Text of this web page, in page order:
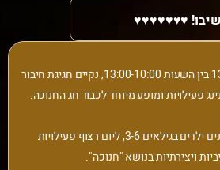
♥️♥️♥️♥️♥️♥️♥️
ביום רביעי הקרוב, 13.12.23 בין השעות 13:00-10:00, נקיים חגיגת חיבור
ילדי "כנס חנוכה" מזמינים ילדים בגילאים 3-6, ליום רצוף פעילויות
ויצירתיות בנושא "חנוכה".